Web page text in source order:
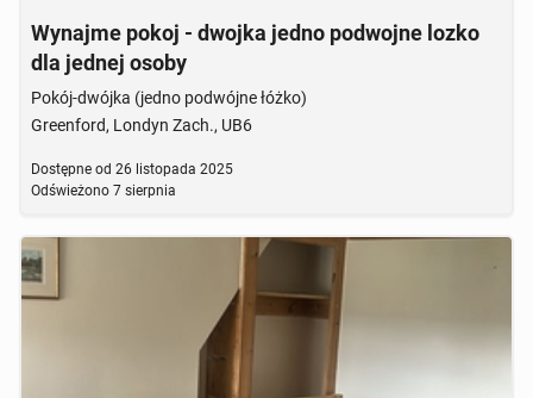
Wynajme pokoj - dwojka jedno podwojne lozko
dla jednej osoby
Pokój-dwójka (jedno podwójne łóżko)
Greenford, Londyn Zach., UB6
Dostępne od 26 listopada 2025
Odświeżono 7 sierpnia